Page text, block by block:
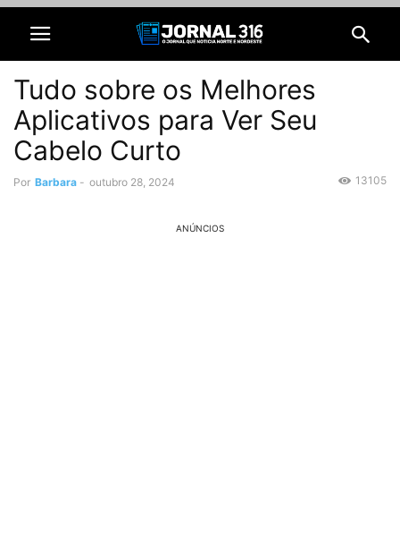
Tudo sobre os Melhores
Aplicativos para Ver Seu
Cabelo Curto
Por Barbara - outubro 28, 2024 13105
ANÚNCIOS